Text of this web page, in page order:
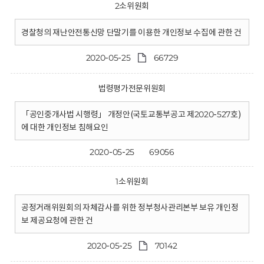
2소위원회
경찰청의 재난안전통신망 단말기를 이용한 개인정보 수집에 관한 건
2020-05-25 66729
법령평가전문위원회
「공인중개사법 시행령」 개정안(국토교통부공고 제2020-527호)
에 대한 개인정보 침해요인
2020-05-25 69056
1소위원회
공정거래위원회의 자체감사를 위한 정부청사관리본부 보유 개인정
보 제공요청에 관한 건
2020-05-25 70142